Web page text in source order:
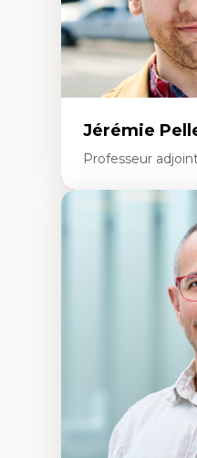
Jérémie
Professeur
Études du jeu
Fouille de textes
Études
Études critiques
Analyse de
Études japonaises
Traduction et
Intelligence
humain-machine